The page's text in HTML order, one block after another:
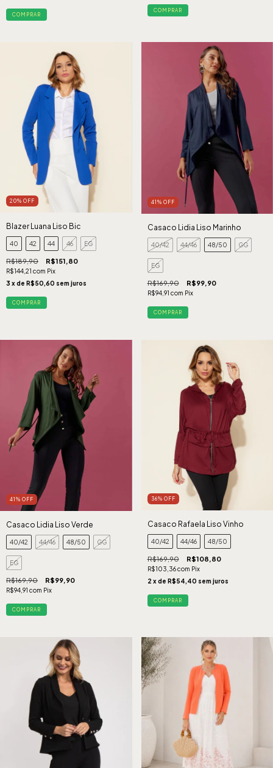
COMPRAR
COMPRAR
20% OFF
Blazer Luana Liso Bic
40 42 44 46 EG
R$189,90 R$151,80
R$144,21 com Pix
3 x de R$50,60 sem juros
COMPRAR
41 % OFF
Casaco Lidia Liso Marinho
40/42 44/46 48/50 GG
EG
R$169,90 R$99,90
R$94,91 com Pix
COMPRAR
41 % OFF
Casaco Lidia Liso Verde
40/42 44/46 48/50 GG
EG
R$169,90 R$99,90
R$94,91 com Pix
COMPRAR
36% OFF
Casaco Rafaela Liso Vinho
40/42 44/46 48/50
R$169,90 R$108,80
R$103,36com Pix
2 x de R$54,40 sem juros
COMPRAR